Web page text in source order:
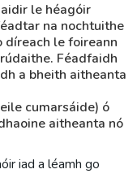
le héagóir
na nochtuithe
díreach le foireann
Féadfaidh
a bheith aitheanta
cumarsáide) ó
aitheanta nó
iad a léamh go